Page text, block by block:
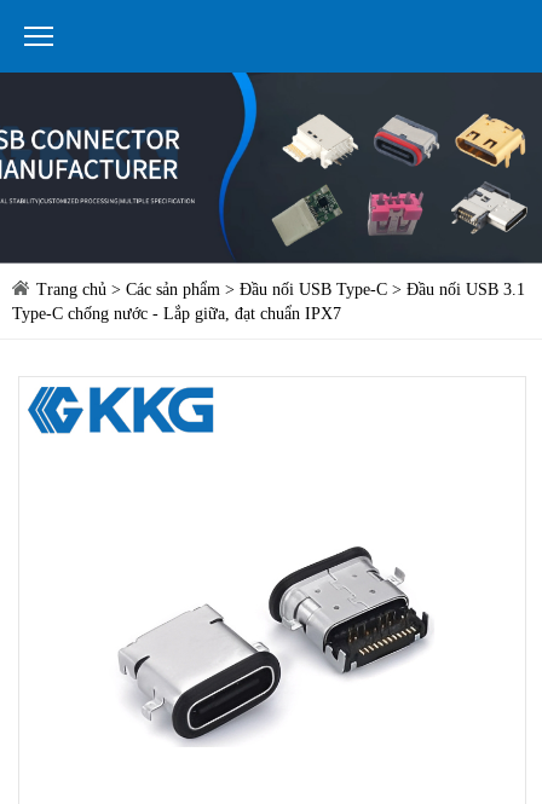
Trang chủ > Các sản phẩm > Đầu nối USB Type-C > Đầu nối USB 3.1
Type-C chống nước - Lắp giữa, đạt chuẩn IPX7